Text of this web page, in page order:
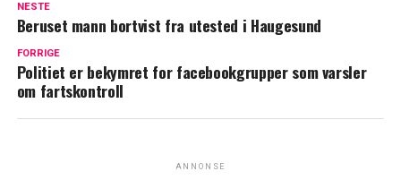
NESTE
Beruset mann bortvist fra utested i Haugesund
FORRIGE
Politiet er bekymret for facebookgrupper som varsler
om fartskontroll
ANNONSE